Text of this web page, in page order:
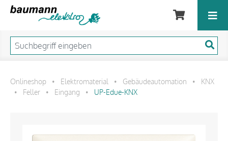
Onlineshop • Elektromaterial • Gebäudeautomation •
KNX
•
Feller • Eingang • UP-Edue-KNX